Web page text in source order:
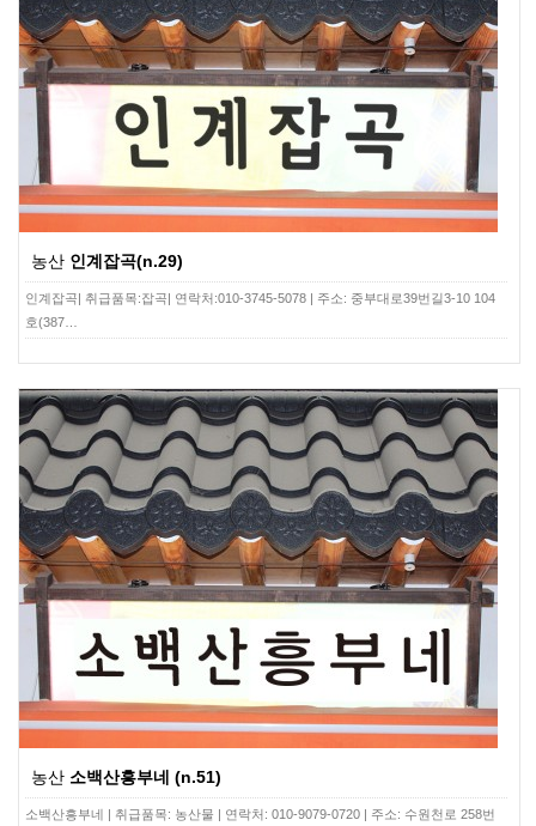
농산 인계잡곡(n.29)
인계잡곡| 취급품목:잡곡| 연락처:010-3745-5078 | 주소: 중부대로39번길3-10 104
호(387…
농산 소백산흥부네 (n.51)
소백산흥부네 | 취급품목: 농산물 | 연락처: 010-9079-0720 | 주소: 수원천로 258번